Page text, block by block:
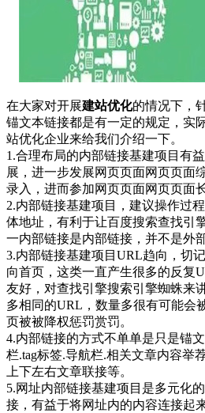
在大家对开展建站优化的情况下，
锚文本链接都是有一定的规定，实
站优化企业来给我们介绍一下。
1.合理布局的内部链接基建项目有
展，进一步发展网页页面网页页面
录入，进而参加网页页面网页页面
2.内部链接基建项目，建议操作过
体地址，有利于让百度搜索查找引
一内部链接是内部链接，并不是外
3.内部链接基建项目URL趋向，切
向首页，这类一直产生很多的反复
友好，对查找引擎搜索引擎蜘蛛来
多相同的URL，数量多很有可能会
页被被降权惩罚赏罚。
4.内部链接的方式不单单是只是锚
栏.tag标签.导航栏.相关文章内容举
上下左右文章联接等。
5.网址内部链接基建项目是多元化
接，有益于将网址内的内容连接起